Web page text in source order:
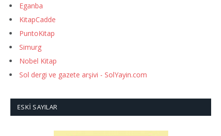
Eganba
KitapCadde
PuntoKitap
Simurg
Nobel Kitap
Sol dergi ve gazete arşivi - SolYayin.com
ESKI SAYILAR